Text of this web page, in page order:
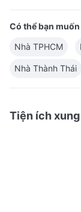
Có thể bạn muốn
Nhà TPHCM
Nhà Thành Thái
Tiện ích